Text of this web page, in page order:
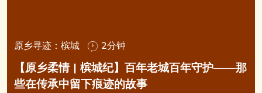
原乡寻迹：槟城 2分钟
【原乡柔情 | 槟城纪】百年老城百年守护——那
些在传承中留下痕迹的故事